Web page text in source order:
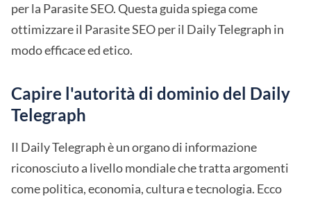
per la Parasite SEO. Questa guida spiega come
ottimizzare il Parasite SEO per il Daily Telegraph in
modo efficace ed etico.
Capire l'autorità di dominio del Daily
Telegraph
Il Daily Telegraph è un organo di informazione
riconosciuto a livello mondiale che tratta argomenti
come politica, economia, cultura e tecnologia. Ecco